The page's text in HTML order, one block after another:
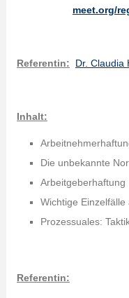
meet.org/
Referentin: Dr. Claudia
Inhalt:
Die unbekannte
Arbeitgeberhaftung
Wichtige
Prozessuales:
Referentin: